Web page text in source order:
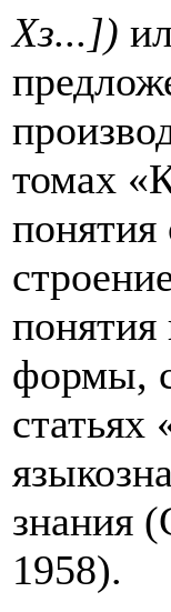
Хз...])
томах
понятия
понятия
формы,
знания
1958).